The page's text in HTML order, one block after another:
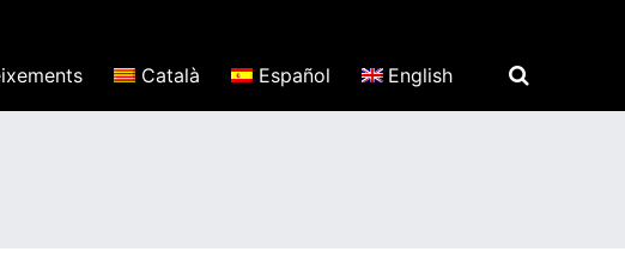
Català Español English